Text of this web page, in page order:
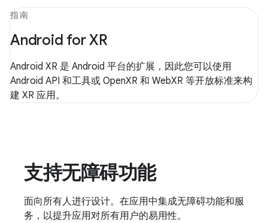
指南
Android for XR
Android XR 是 Android 平台的扩展，因此您可以使用
Android API 和工具或 OpenXR 和 WebXR 等开放标准来构
建 XR 应用。
支持无障碍功能
面向所有人进行设计。在应用中集成无障碍功能和服
务，以提升应用对所有用户的易用性。